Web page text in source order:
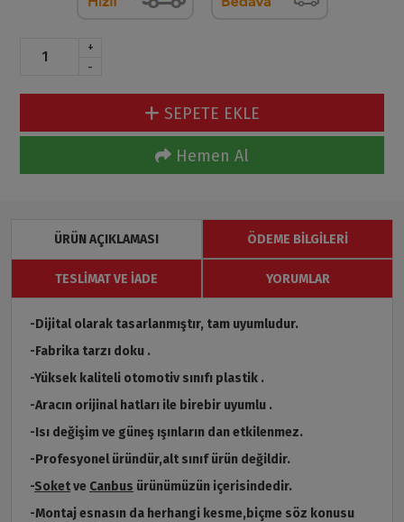
+
-
SEPETE EKLE
Hemen Al
ÜRÜN AÇIKLAMASI ÖDEME BILGILERI
TESLIMAT VE İADE YORUMLAR
-Dijital olarak tasarlanmıştır, tam uyumludur.
-Fabrika tarzı doku .
-Yüksek kaliteli otomotiv sınıfı plastik .
-Aracın orijinal hatları ile birebir uyumlu .
-Isı değişim ve güneş ışınların dan etkilenmez.
-Profesyonel üründür,alt sınıf ürün değildir.
-Soketve Canbus ürünümüzün içerisindedir.
-Montaj esnasın da herhangi kesme,biçme söz konusu